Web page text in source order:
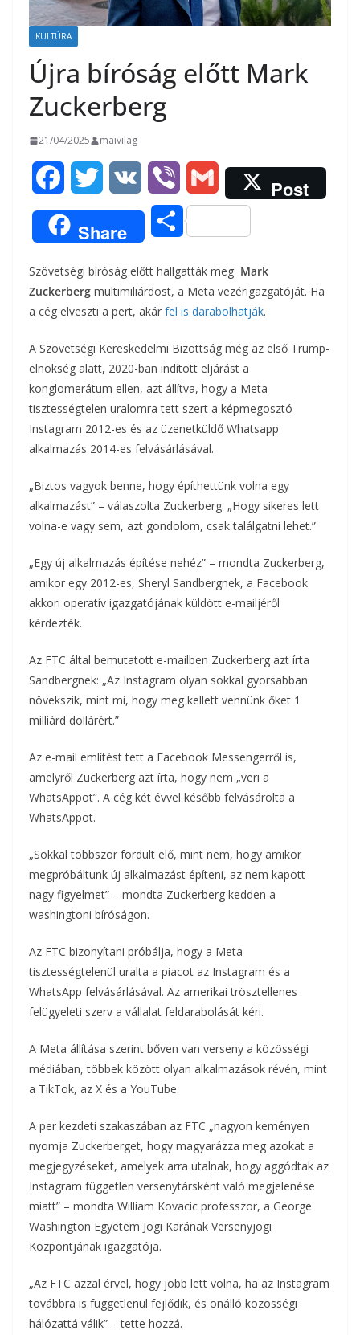
KULTÚRA
Újra bíróság előtt Mark
Zuckerberg
21/04/2025 maivilag
a
c
e
b
o
k
w
i
t
t
r
K
i
b
e
r
m
a
i
l
Post
Share
O
s
z
a
e
g
Szövetségi bíróság előtt hallgatták meg Mark
Zuckerberg multimiliárdost, a Meta vezérigazgatóját. Ha
a cég elveszti a pert, akár fel is darabolhatják.
A Szövetségi Kereskedelmi Bizottság még az első Trump-
elnökség alatt, 2020-ban indított eljárást a
konglomerátum ellen, azt állítva, hogy a Meta
tisztességtelen uralomra tett szert a képmegosztó
Instagram 2012-es és az üzenetküldő Whatsapp
alkalmazás 2014-es felvásárlásával.
„Biztos vagyok benne, hogy építhettünk volna egy
alkalmazást” – válaszolta Zuckerberg. „Hogy sikeres lett
volna-e vagy sem, azt gondolom, csak találgatni lehet.”
„Egy új alkalmazás építése nehéz” – mondta Zuckerberg,
amikor egy 2012-es, Sheryl Sandbergnek, a Facebook
akkori operatív igazgatójának küldött e-mailjéről
kérdezték.
Az FTC által bemutatott e-mailben Zuckerberg azt írta
Sandbergnek: „Az Instagram olyan sokkal gyorsabban
növekszik, mint mi, hogy meg kellett vennünk őket 1
milliárd dollárért.”
Az e-mail említést tett a Facebook Messengerről is,
amelyről Zuckerberg azt írta, hogy nem „veri a
WhatsAppot”. A cég két évvel később felvásárolta a
WhatsAppot.
„Sokkal többször fordult elő, mint nem, hogy amikor
megpróbáltunk új alkalmazást építeni, az nem kapott
nagy figyelmet” – mondta Zuckerberg kedden a
washingtoni bíróságon.
Az FTC bizonyítani próbálja, hogy a Meta
tisztességtelenül uralta a piacot az Instagram és a
WhatsApp felvásárlásával. Az amerikai trösztellenes
felügyeleti szerv a vállalat feldarabolását kéri.
A Meta állítása szerint bőven van verseny a közösségi
médiában, többek között olyan alkalmazások révén, mint
a TikTok, az X és a YouTube.
A per kezdeti szakaszában az FTC „nagyon keményen
nyomja Zuckerberget, hogy magyarázza meg azokat a
megjegyzéseket, amelyek arra utalnak, hogy aggódtak az
Instagram független versenytársként való megjelenése
miatt” – mondta William Kovacic professzor, a George
Washington Egyetem Jogi Karának Versenyjogi
Központjának igazgatója.
„Az FTC azzal érvel, hogy jobb lett volna, ha az Instagram
továbbra is függetlenül fejlődik, és önálló közösségi
hálózattá válik” – tette hozzá.